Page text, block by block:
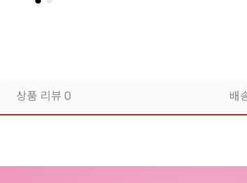
상품 리뷰0 배